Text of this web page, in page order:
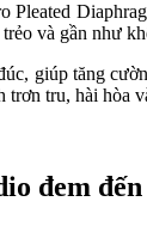
và gần như
giúp tăng
tru, hài
đem